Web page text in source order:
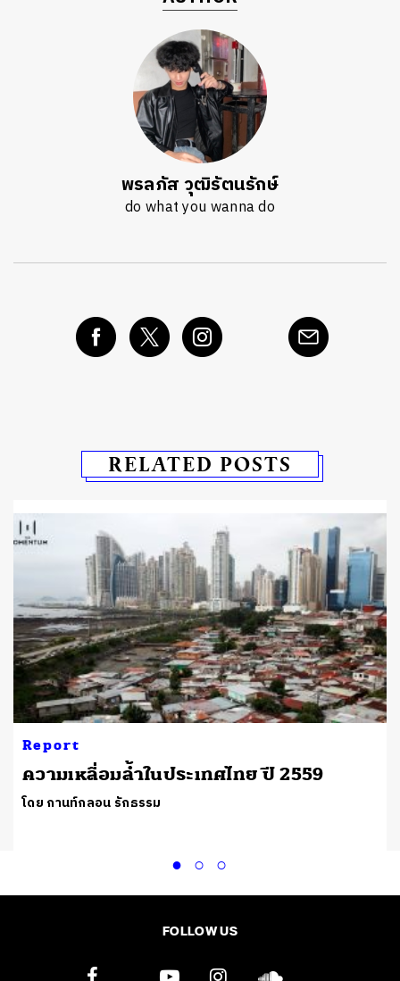
พรลภัส วุฒิรัตนรักษ์
do what you wanna do
RELATED POSTS
Report
ความเหลื่อมล้ำในประเทศไทย ปี 2559
โดย กานท์กลอน รักธรรม
FOLLOW US